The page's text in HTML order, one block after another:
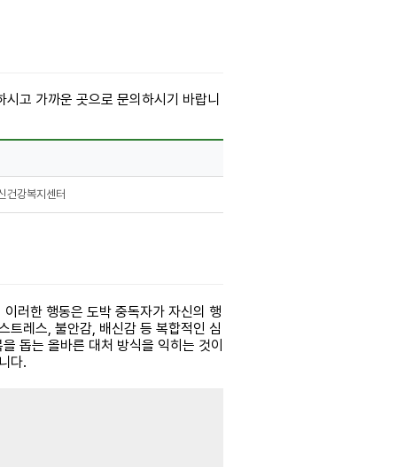
고 가까운 곳으로 문의하시기 바랍니
건강복지센터
러한 행동은 도박 중독자가 자신의 행
트레스, 불안감, 배신감 등 복합적인 심
돕는 올바른 대처 방식을 익히는 것이
다.